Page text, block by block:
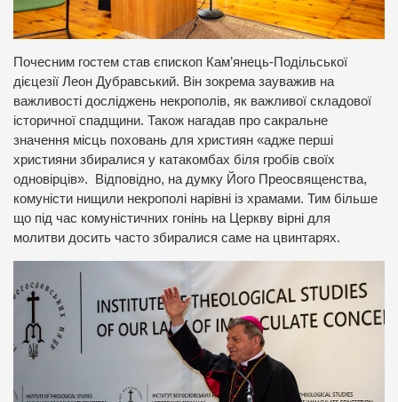
Почесним гостем став єпископ Кам’янець-Подільської
дієцезії Леон Дубравський. Він зокрема зауважив на
важливості досліджень некрополів, як важливої складової
історичної спадщини. Також нагадав про сакральне
значення місць поховань для християн «адже перші
християни збиралися у катакомбах біля гробів своїх
одновірців». Відповідно, на думку Його Преосвященства,
комуністи нищили некрополі нарівні із храмами. Тим більше
що під час комуністичних гонінь на Церкву вірні для
молитви досить часто збиралися саме на цвинтарях.